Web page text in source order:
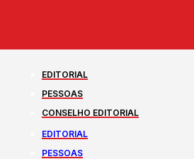
EDITORIAL
PESSOAS
CONSELHO EDITORIAL
EDITORIAL
PESSOAS